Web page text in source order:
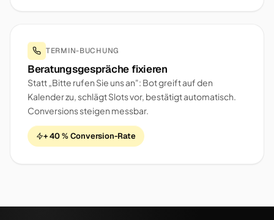
TERMIN-BUCHUNG
Beratungsgespräche fixieren
Statt „Bitte rufen Sie uns an": Bot greift auf den
Kalender zu, schlägt Slots vor, bestätigt automatisch.
Conversions steigen messbar.
+ 40 % Conversion-Rate